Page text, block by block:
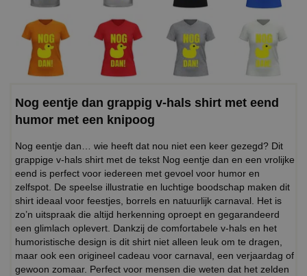
Nog eentje dan grappig v-hals shirt met eend
humor met een knipoog
Nog eentje dan… wie heeft dat nou niet een keer gezegd? Dit
grappige v-hals shirt met de tekst Nog eentje dan en een vrolijke
eend is perfect voor iedereen met gevoel voor humor en
zelfspot. De speelse illustratie en luchtige boodschap maken dit
shirt ideaal voor feestjes, borrels en natuurlijk carnaval. Het is
zo’n uitspraak die altijd herkenning oproept en gegarandeerd
een glimlach oplevert. Dankzij de comfortabele v-hals en het
humoristische design is dit shirt niet alleen leuk om te dragen,
maar ook een origineel cadeau voor carnaval, een verjaardag of
gewoon zomaar. Perfect voor mensen die weten dat het zelden